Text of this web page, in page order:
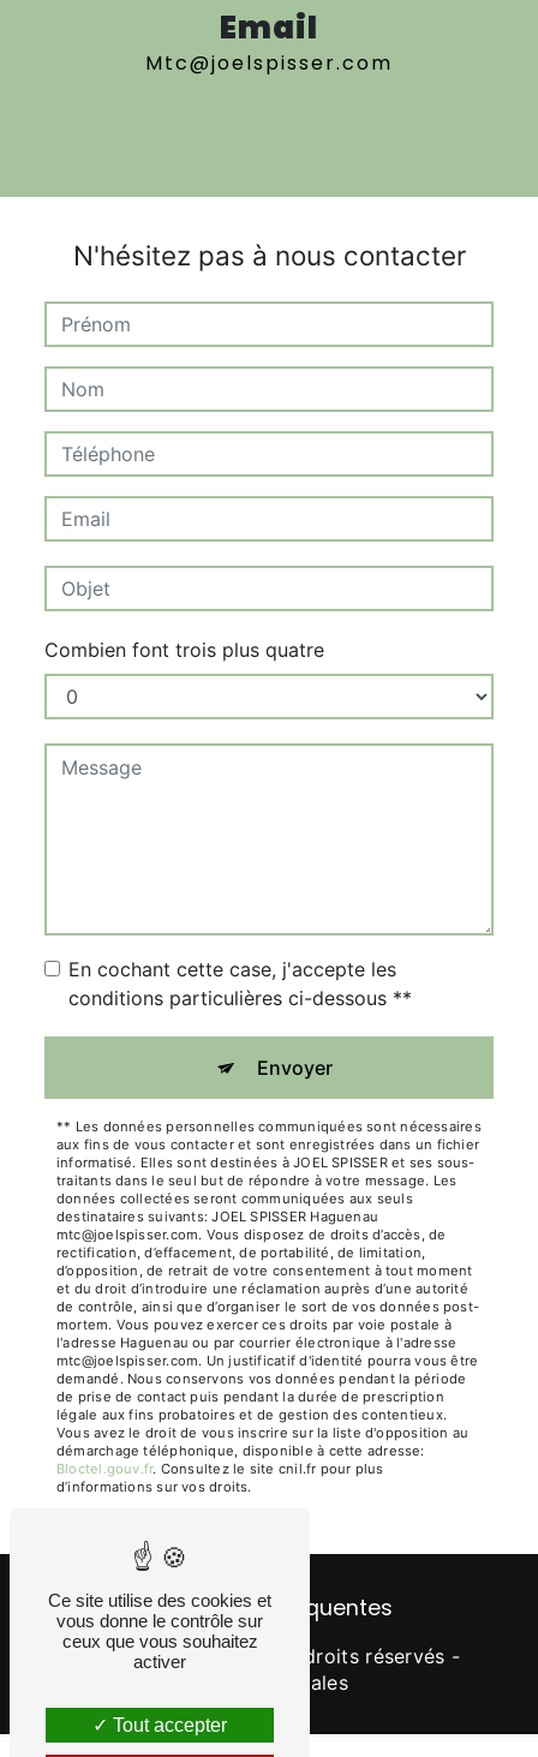
Email
mtc@joelspisser.com
N'hésitez pas à nous contacter
Combien font trois plus quatre
En cochant cette case, j'accepte les
conditions particulières ci-dessous **
Envoyer
** Les données personnelles communiquées sont nécessaires
aux fins de vous contacter et sont enregistrées dans un fichier
informatisé. Elles sont destinées à JOEL SPISSER et ses sous-
traitants dans le seul but de répondre à votre message. Les
données collectées seront communiquées aux seuls
destinataires suivants: JOEL SPISSER Haguenau
mtc@joelspisser.com. Vous disposez de droits d’accès, de
rectification, d’effacement, de portabilité, de limitation,
d’opposition, de retrait de votre consentement à tout moment
et du droit d’introduire une réclamation auprès d’une autorité
de contrôle, ainsi que d’organiser le sort de vos données post-
mortem. Vous pouvez exercer ces droits par voie postale à
l'adresse Haguenau ou par courrier électronique à l'adresse
mtc@joelspisser.com. Un justificatif d'identité pourra vous être
demandé. Nous conservons vos données pendant la période
de prise de contact puis pendant la durée de prescription
légale aux fins probatoires et de gestion des contentieux.
Vous avez le droit de vous inscrire sur la liste d'opposition au
démarchage téléphonique, disponible à cette adresse:
Bloctel.gouv.fr. Consultez le site cnil.fr pour plus
d’informations sur vos droits.
Recherches fréquentes
Vistalid- 2026 - Tous droits réservés -
Mentions légales
Ce site utilise des cookies et
vous donne le contrôle sur
ceux que vous souhaitez
activer
Tout accepter